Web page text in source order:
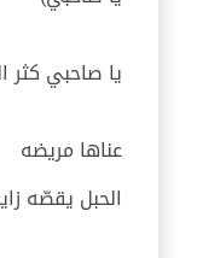
يا صاحبي كثر
عناها مريضه
الحبل يقصّه
مثل